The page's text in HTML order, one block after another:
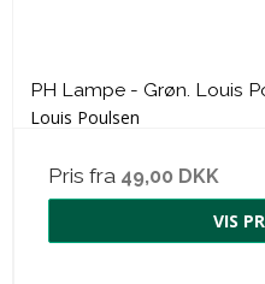
PH Lampe - Grøn. Louis
Louis Poulsen
Pris fra 49,00 DKK
VIS